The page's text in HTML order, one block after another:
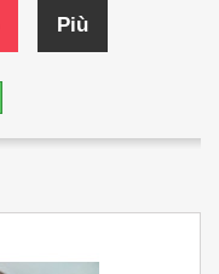
Più